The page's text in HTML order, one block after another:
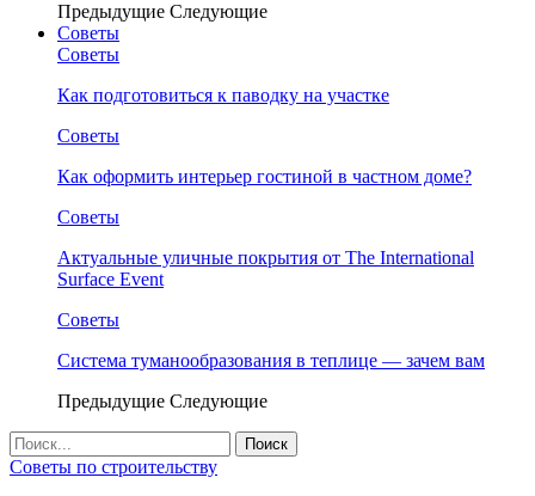
Предыдущие Следующие
Советы
Советы
Как подготовиться к паводку на участке
Советы
Как оформить интерьер гостиной в частном доме?
Советы
Актуальные уличные покрытия от The International
Surface Event
Советы
Система туманообразования в теплице — зачем вам
Предыдущие Следующие
Советы по строительству